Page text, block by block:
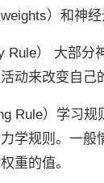
）和神
Rule） 大部分
动来改变自己
Rule）学习
学规则。一般
重的值。